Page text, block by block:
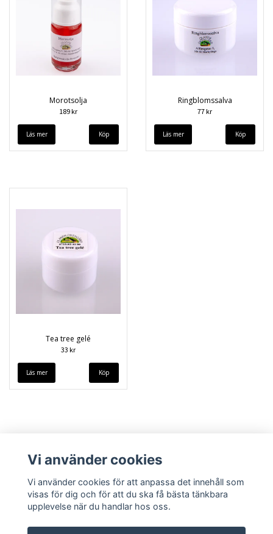
Morotsolja
189 kr
Läs mer
Ringblomssalva
77 kr
Läs mer
Tea tree gelé
33 kr
Läs mer
Köpvillkor Kontakt
Vi använder cookies
Vi använder cookies för att anpassa det innehåll som
visas för dig och för att du ska få bästa tänkbara
upplevelse när du handlar hos oss.